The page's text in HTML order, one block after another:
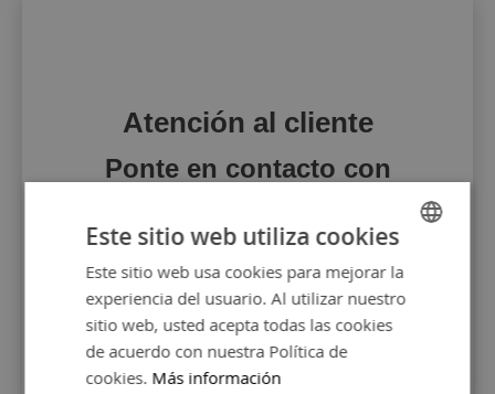
Atención al cliente
Ponte en contacto con
necesites
Contactar
SPANISH
ENGLISH
Este sitio web utiliza cookies
Este sitio web usa cookies para mejorar la
experiencia del usuario. Al utilizar nuestro
sitio web, usted acepta todas las cookies
de acuerdo con nuestra Política de
cookies. Más información